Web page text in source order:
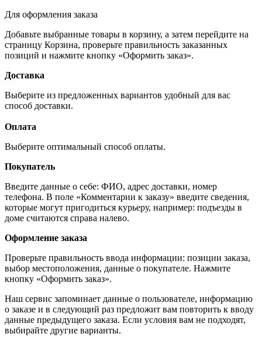
Для оформления заказа
Добавьте выбранные товары в корзину, а затем перейдите на
страницу Корзина, проверьте правильность заказанных
позиций и нажмите кнопку «Оформить заказ».
Доставка
Выберите из предложенных вариантов удобный для вас
способ доставки.
Оплата
Выберите оптимальный способ оплаты.
Покупатель
Введите данные о себе: ФИО, адрес доставки, номер
телефона. В поле «Комментарии к заказу» введите сведения,
которые могут пригодиться курьеру, например: подъезды в
доме считаются справа налево.
Оформление заказа
Проверьте правильность ввода информации: позиции заказа,
выбор местоположения, данные о покупателе. Нажмите
кнопку «Оформить заказ».
Наш сервис запоминает данные о пользователе, информацию
о заказе и в следующий раз предложит вам повторить к вводу
данные предыдущего заказа. Если условия вам не подходят,
выбирайте другие варианты.